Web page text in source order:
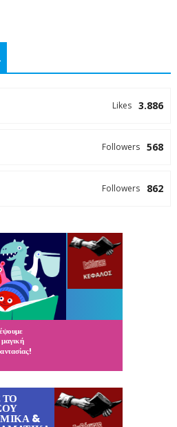
3.886
Likes
568
Followers
862
Followers